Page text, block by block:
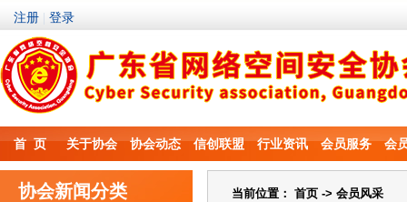
首 页 关于协会 协会动态 信创联盟 行业资讯 会员服务 会
协会新闻分类 当前位置： 首页 -> 会员风采